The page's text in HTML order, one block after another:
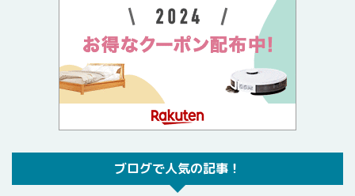
ブログで人気の記事！